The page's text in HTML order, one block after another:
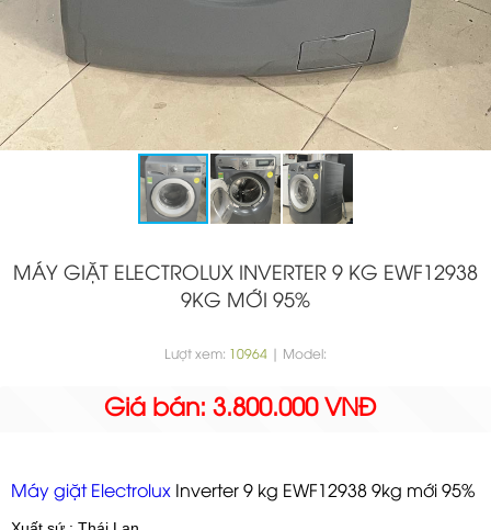
MÁY GIẶT ELECTROLUX INVERTER 9 KG EWF12938
9KG MỚI 95%
Lượt xem: 10964 | Model:
Giá bán: 3.800.000 VNĐ
Máy giặt Electrolux Inverter 9 kg EWF12938 9kg mới 95%